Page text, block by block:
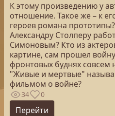
К этому произведению у
отношение. Такое же – к
героев романа
Александру Столперу
Симоновым? Кто из
картине, сам прошел
фронтовых буднях совсем
"Живые и мертвые"
фильмом о войне?
34 0
Перейти